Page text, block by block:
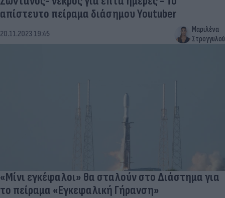
απίστευτο πείραμα διάσημου Youtuber
20.11.2023 19:45
Μαριλένα
Στρογγυλού
«Μίνι εγκέφαλοι» θα σταλούν στο Διάστημα για
το πείραμα «Εγκεφαλική Γήρανση»